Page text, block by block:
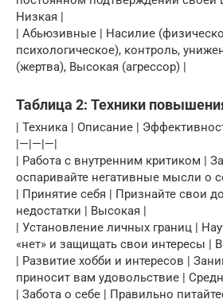
Низкая |
| Абьюзивные | Насилие
психологическое), контроль,
(жертва), Высокая (агрессор) |
Таблица 2: Техники
| Техника | Описание |
|—|—|—|
| Работа с внутренним критиком |
оспаривайте негативные мысли о
| Принятие себя | Признайте свои
недостатки | Высокая |
| Установление личных границ |
«нет» и защищать свои интересы |
| Развитие хобби и интересов |
приносит вам удовольствие |
| Забота о себе | Правильно